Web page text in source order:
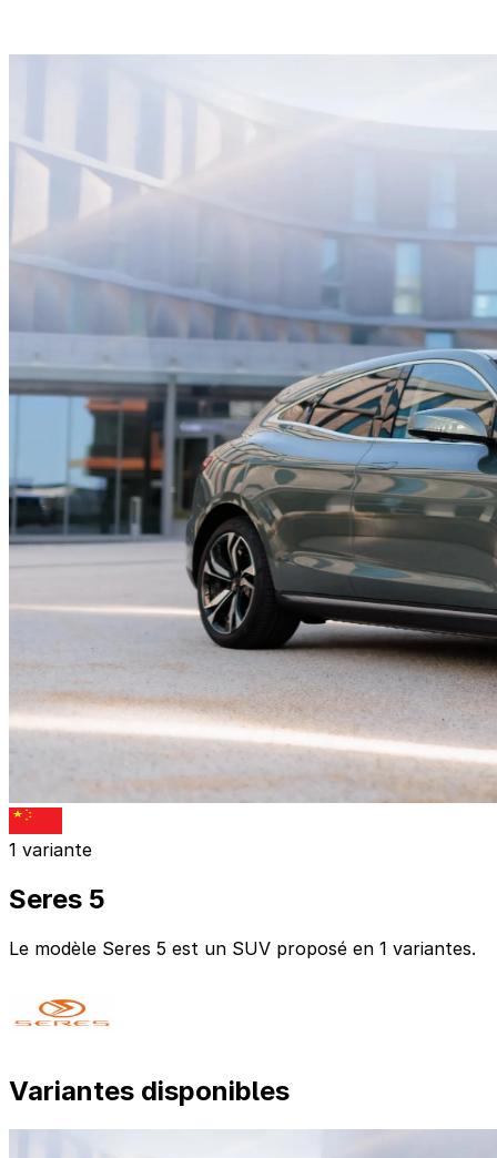
1 variante
Seres 5
Le modèle Seres 5 est un SUV proposé en 1 variantes.
Variantes disponibles